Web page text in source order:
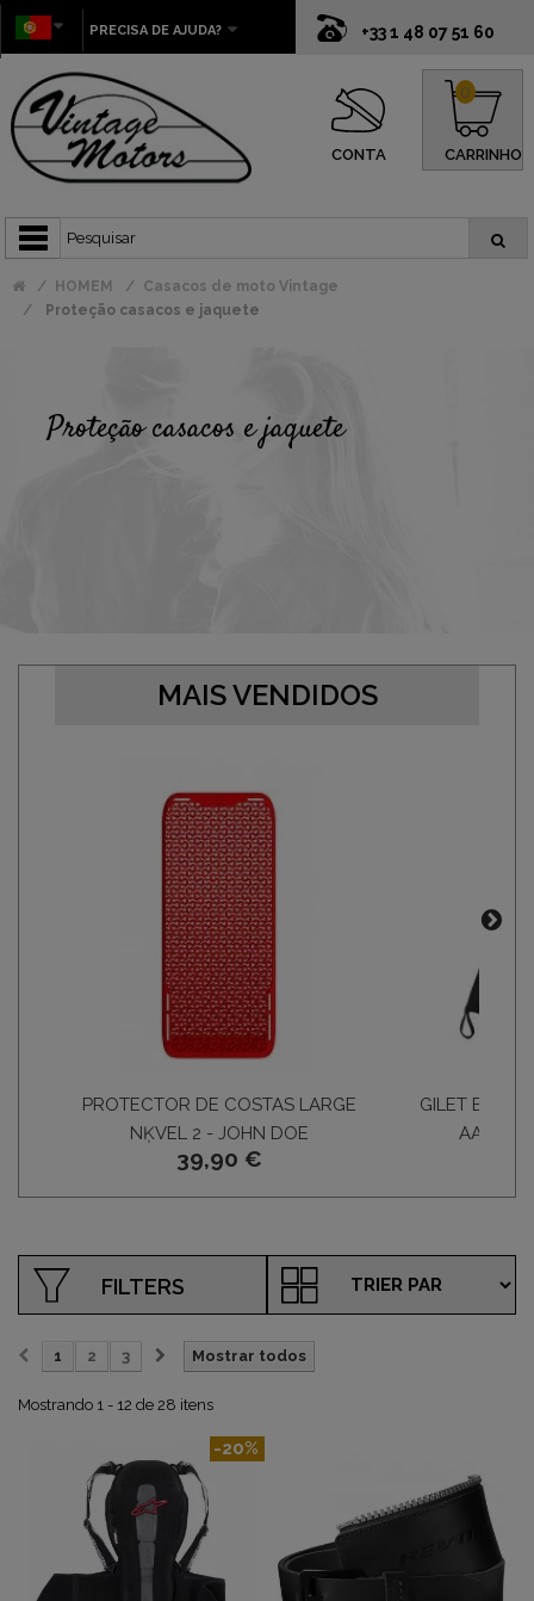
+33 1 48 07 51 60
PRECISA DE AJUDA?
CONTA CARRINHO
0
HOMEM
Casacos de moto Vintage
Proteção casacos e jaquete
Proteção casacos e jaquete
MAIS VENDIDOS
PROTECTOR DE COSTAS LARGE
NĶVEL 2 - JOHN DOE
39,90 €
GILET ELITE
AAA
FILTERS
Mostrar todos
1 2 3
Mostrando 1 - 12 de 28 itens
-20%